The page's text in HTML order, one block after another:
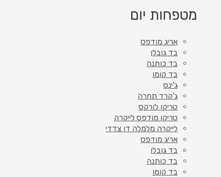
מטפחות יום
אריג מודפס
בד גובלן
בד כותנה
בד קומו
ג'ינס
ג'קרד תחרה
טריקו לורקס
טריקו מודפס לייקרה
לייקרה מלמלה דו צדדי
אריג מודפס
בד גובלן
בד כותנה
בד קומו